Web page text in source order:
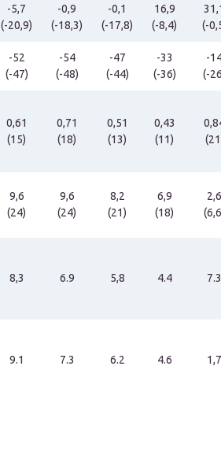
-5,7
(-20,9)
-0,9
(-18,3)
-0,1
(-17,8)
16,9
(-8,4)
(-
-52
(-47)
-54
(-48)
-47
(-44)
-33
(-36)
-
(-
0,61
(15)
0,71
(18)
0,51
(13)
0,43
(11)
9,6
(24)
9,6
(24)
8,2
(21)
6,9
(18)
2,6
8,3 6.9 5,8 4.4 7.3
9.1 7.3 6.2 4.6 1,7